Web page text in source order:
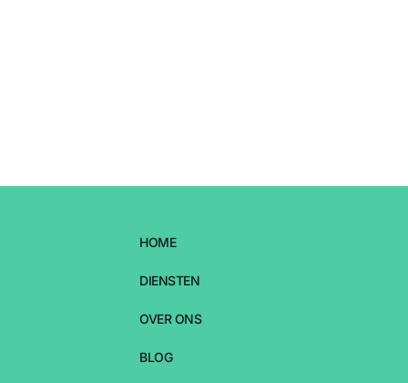
HOME
DIENSTEN
OVER ONS
BLOG